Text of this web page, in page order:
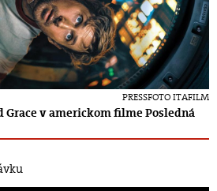
PRESSFOTO ITAFILM
Grace v americkom filme Posledná